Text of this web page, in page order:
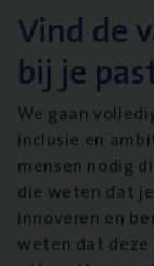
Vind de
bij je
We gaan
inclusie en
mensen nodig
die weten dat
innoveren en
weten dat deze